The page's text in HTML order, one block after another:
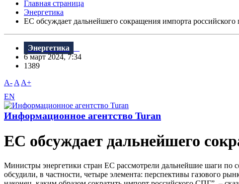
Главная страница
Энергетика
ЕС обсуждает дальнейшего сокращения импорта российского
Энергетика
6 март 2024, 7:34
1389
A- A A+
EN
Информационное агентство Turan
ЕС обсуждает дальнейшего
Министры энергетики стран ЕС рассмотрели дальнейшие шаги по
обсудили, в частности, четыре элемента: перспективы газового